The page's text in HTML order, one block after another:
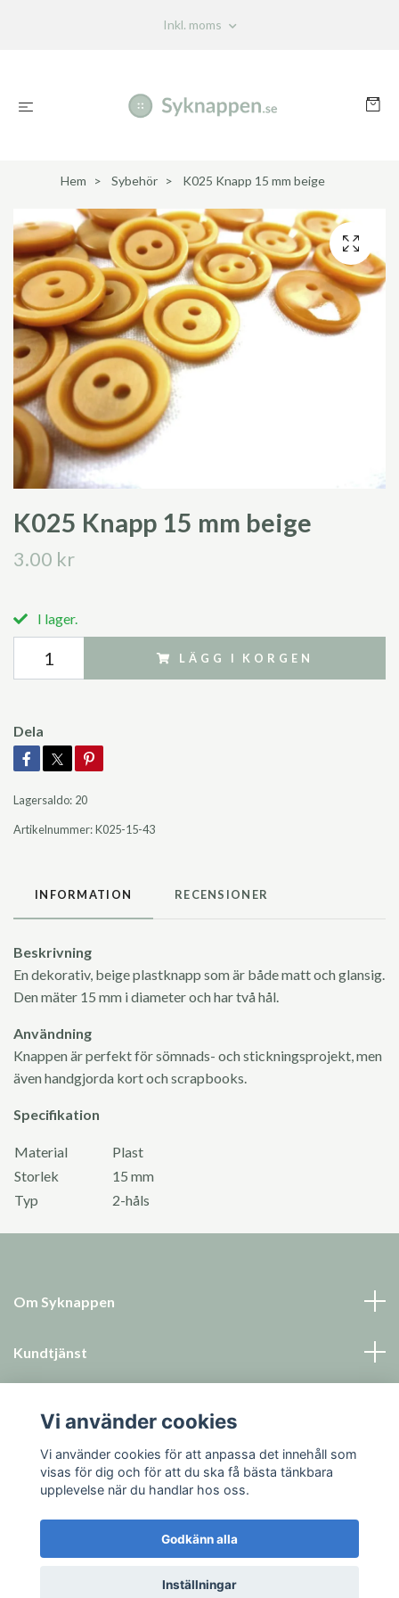
Inkl. moms
Hem Sybehör K025 Knapp 15 mm beige
K025 Knapp 15 mm beige
3.00 kr
I lager.
LÄGG I KORGEN
Dela
Lagersaldo: 20
Artikelnummer:K025-15-43
INFORMATION RECENSIONER
Beskrivning
En dekorativ, beige plastknapp som är både matt och glansig.
Den mäter 15 mm i diameter och har två hål.
Användning
Knappen är perfekt för sömnads- och stickningsprojekt, men
även handgjorda kort och scrapbooks.
Specifikation
Material
Plast
Storlek
15 mm
Typ
2-håls
Om Syknappen
Kundtjänst
Sociala medier
© 2026 Syknappen
Vi använder cookies
Vi använder cookies för att anpassa det innehåll som
visas för dig och för att du ska få bästa tänkbara
upplevelse när du handlar hos oss.
Godkänn alla
Inställningar